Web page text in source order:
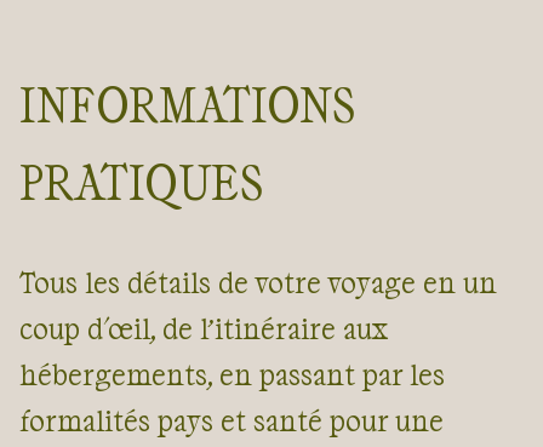
INFORMATIONS
PRATIQUES
Tous les détails de votre voyage en un
coup d'œil, de l’itinéraire aux
hébergements, en passant par les
formalités pays et santé pour une